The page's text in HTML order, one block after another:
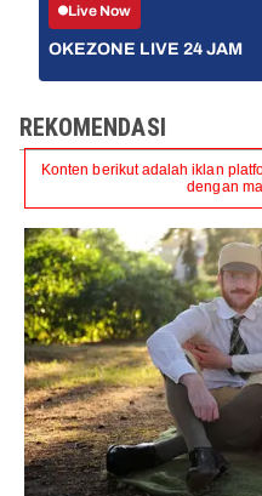
Live Now
OKEZONE LIVE 24 JAM